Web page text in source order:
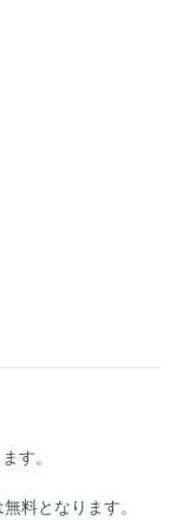
す。
料となります。